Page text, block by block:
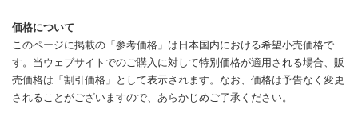
価格について
このページに掲載の「参考価格」は日本国内における希望小売価格で
す。当ウェブサイトでのご購入に対して特別価格が適用される場合、販
売価格は「割引価格」として表示されます。なお、価格は予告なく変更
されることがございますので、あらかじめご了承ください。